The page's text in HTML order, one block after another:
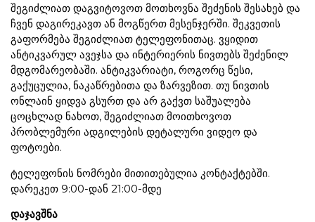
შეგიძლიათ დაგვიტოვოთ მოთხოვნა შეძენის შესახებ და
ჩვენ დაგირეკავთ ან მოგწერთ მესენჯერში. შეკვეთის
გაფორმება შეგიძლიათ ტელეფონითაც. ვყიდით
ანტიკვარულ ავეჯსა და ინტერიერის ნივთებს შეძენილ
მდგომარეობაში. ანტიკვარიატი, როგორც წესი,
გაქუცულია, ნაკაწრებითა და ზარვეზით. თუ ნივთის
ონლაინ ყიდვა გსურთ და არ გაქვთ საშუალება
ცოცხლად ნახოთ, შეგიძლიათ მოითხოვოთ
პრობლემური ადგილების დეტალური ვიდეო და
ფოტოები.
ტელეფონის ნომრები მითითებულია კონტაქტებში.
დარეკეთ 9:00-დან 21:00-მდე
დაჯავშნა